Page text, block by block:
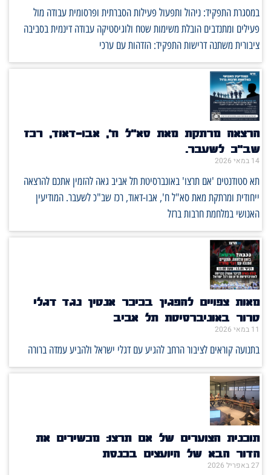
במסגרת התפקיד: ניהול ותפעול פעילות הסברתית ופרסומית עבודה מול
פעילים ומתנדבים הובלת משימות שטח ולוגיסטיקה עבודה דינמית בסביבה
ציבורית משתנה דרישות התפקיד: הזדהות עם ערכי
הרצאה מרתקת מאת סא"ל ח', אבו-דאוד, רכז
שב"כ לשעבר.
14 במאי 2026
תא סטודנטים 'אם תרצו' באונברסיטת תל אביב גאה להזמין אתכם להרצאה
ייחודית ומרתקת מאת סא"ל ח', אבו-דאוד, רכז שב"כ לשעבר. המודיעין
האנושי במלחמת חרבות ברזל
מאות צפויים להפגין בכיכר אנטין נגד דגלי
טרור באוניברסיטת תל אביב
11 במאי 2026
בתנועה קוראים לציבור הרחב להגיע עם דגלי ישראל ולהביע עמדה ברורה
תוכנית הצוערים של אם תרצו: מכשירים את
הדור הבא של היועצים בכנסת
27 באפריל 2026